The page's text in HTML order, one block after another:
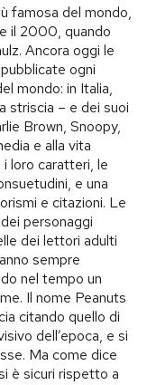
famosa del mondo,
il 2000, quando
Ancora oggi le
ogni
mondo: in Italia,
striscia – e dei suoi
Brown, Snoopy,
e alla vita
loro caratteri, le
e una
e citazioni. Le
personaggi
dei lettori adulti
sempre
nel tempo un
Il nome Peanuts
citando quello di
dell’epoca, e si
Ma come dice
è sicuri rispetto a